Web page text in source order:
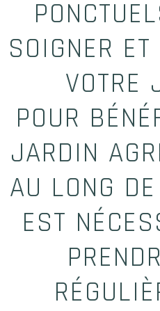
SOIGNER
VOTRE
POUR
JARDIN
AU LONG
EST